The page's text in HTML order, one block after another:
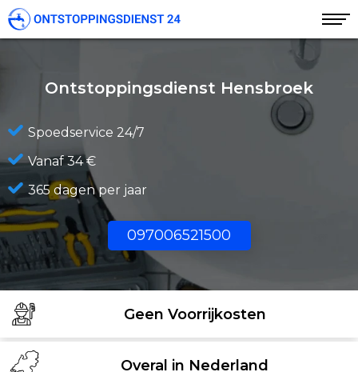
Ontstoppingsdienst Hensbroek
Spoedservice 24/7
Vanaf 34 €
365 dagen per jaar
097006521500
Geen Voorrijkosten
Overal in Nederland